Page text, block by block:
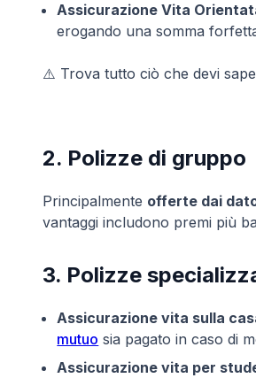
Assicurazione Vita
erogando una somma
⚠️ Trova tutto ciò che devi
2. Polizze di gruppo
Principalmente offerte dai
vantaggi includono premi più
3. Polizze
Assicurazione vita sulla
mutuo sia pagato in caso di
Assicurazione vita per